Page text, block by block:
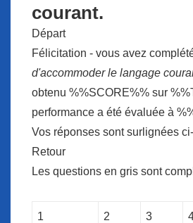
courant.
Départ
Félicitation - vous avez
d'accommoder le langage
obtenu %%SCORE%% sur
performance a été évaluée à
Vos réponses sont surlignées
Retour
Les questions en gris sont
1 2 3